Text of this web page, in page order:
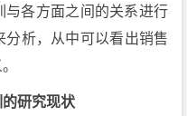
与各方面之间的关系进行
析，从中可以看出销售
研究现状